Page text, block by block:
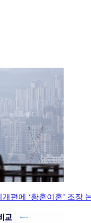
개편에 ‘황혼이혼’ 조장